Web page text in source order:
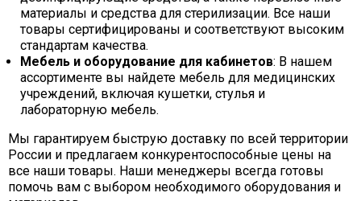
материалы и средства для стерилизации. Все наши
товары сертифицированы и соответствуют высоким
стандартам качества.
Мебель и оборудование для кабинетов: В нашем
ассортименте вы найдете мебель для медицинских
учреждений, включая кушетки, стулья и
лабораторную мебель.
Мы гарантируем быструю доставку по всей территории
России и предлагаем конкурентоспособные цены на
все наши товары. Наши менеджеры всегда готовы
помочь вам с выбором необходимого оборудования и